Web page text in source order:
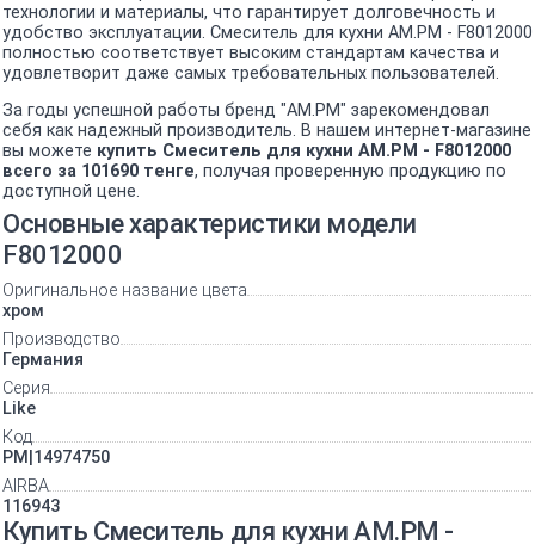
технологии и материалы, что гарантирует долговечность и
удобство эксплуатации. Смеситель для кухни AM.PM - F8012000
полностью соответствует высоким стандартам качества и
удовлетворит даже самых требовательных пользователей.
За годы успешной работы бренд "AM.PM" зарекомендовал
себя как надежный производитель. В нашем интернет-магазине
вы можете купить Смеситель для кухни AM.PM - F8012000
всего за 101690 тенге, получая проверенную продукцию по
доступной цене.
Основные характеристики модели
F8012000
Оригинальное название цвета
хром
Производство
Германия
Серия
Like
Код
PM|14974750
AIRBA
116943
Купить Смеситель для кухни AM.PM -